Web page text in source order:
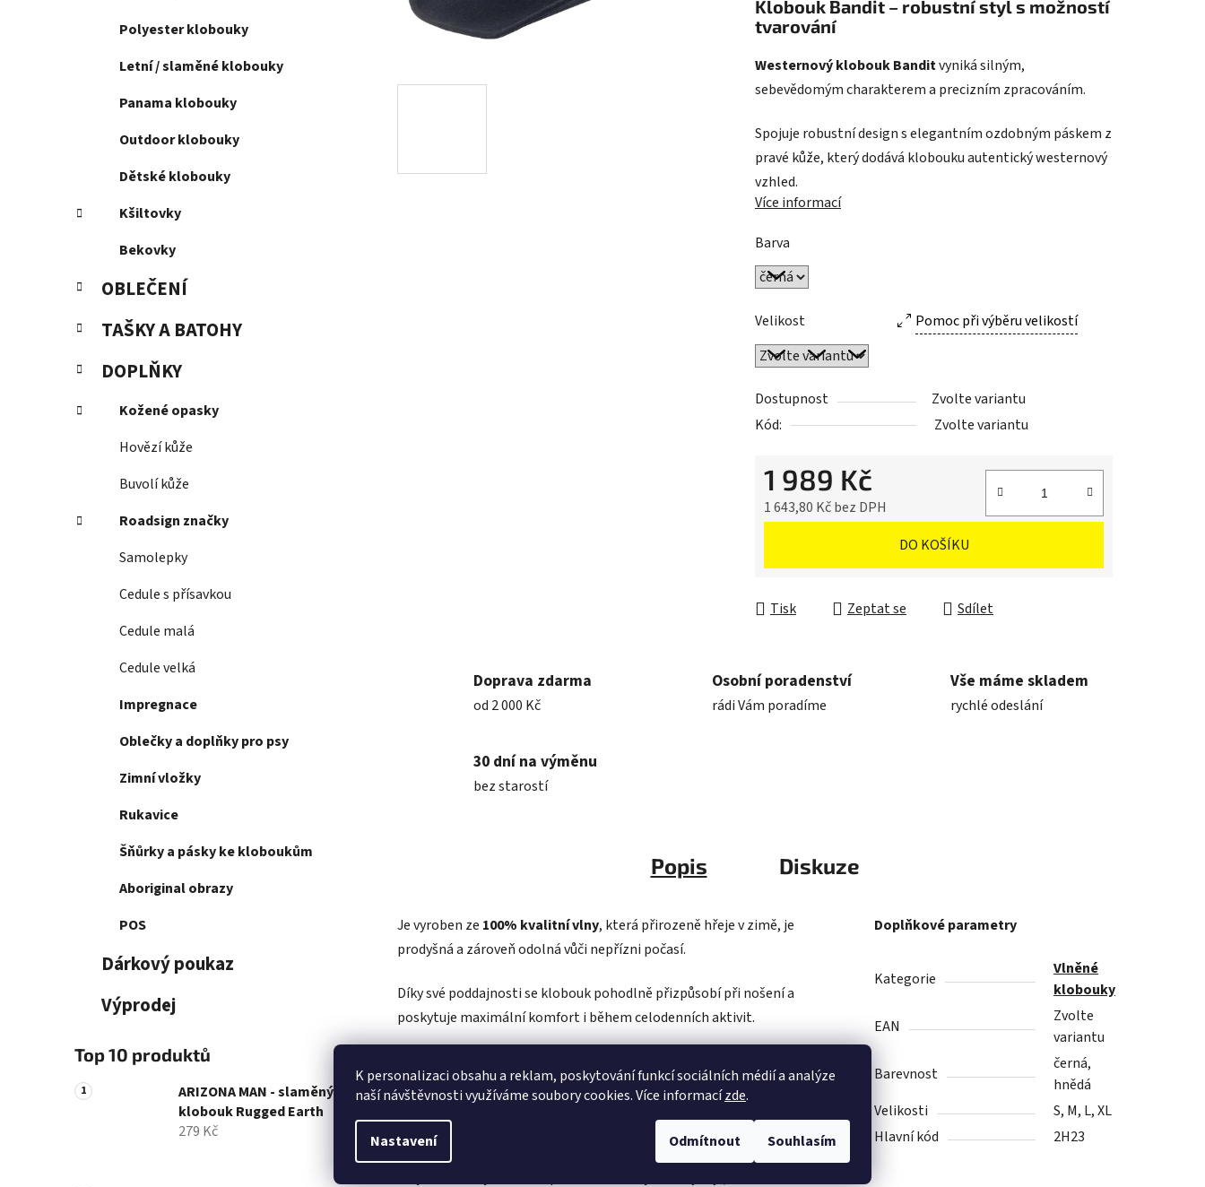
K personalizaci obsahu a reklam, poskytování funkcí sociálních médií a analýze
naší návštěvnosti využíváme soubory cookies. Více informacízde.
Nastavení Odmítnout Souhlasím
Polyester klobouky
Letní / slaměné klobouky
Panama klobouky
Outdoor klobouky
Dětské klobouky
Kšiltovky
Bekovky
OBLEČENÍ
TAŠKY A BATOHY
DOPLŇKY
Kožené opasky
Hovězí kůže
Buvolí kůže
Roadsign značky
Samolepky
Cedule s přísavkou
Cedule malá
Cedule velká
Impregnace
Oblečky a doplňky pro psy
Zimní vložky
Rukavice
Šňůrky a pásky ke kloboukům
Aboriginal obrazy
POS
Dárkový poukaz
Výprodej
Top 10 produktů
ARIZONA MAN - slaměný
klobouk Rugged Earth
279 Kč
je
0,0
z
5
Klobouk Bandit – robustní styl s možností
tvarování
Westernový klobouk Banditvyniká silným,
sebevědomým charakterem a precizním zpracováním.
Spojuje robustní design s elegantním ozdobným páskem z
pravé kůže, který dodává klobouku autentický westernový
vzhled.
Více informací
Barva
Velikost Pomoc při výběru velikostí
Dostupnost
Zvolte variantu
Kód:
Zvolte variantu
1 989 Kč
1 643,80 Kč bez DPH
DO KOŠÍKU
Tisk Zeptat se Sdílet
Doprava zdarma
od 2 000 Kč
Osobní poradenství
rádi Vám poradíme
Vše máme skladem
rychlé odeslání
30 dní na výměnu
bez starostí
Popis Diskuze
Je vyroben ze 100% kvalitní vlny, která přirozeně hřeje v zimě, je
prodyšná a zároveň odolná vůči nepřízni počasí.
Díky své poddajnosti se klobouk pohodlně přizpůsobí při nošení a
poskytuje maximální komfort i během celodenních aktivit.
umožňuje individuální tvarování podle vašeho stylu a potřeb.
Klobouk Bandit
Doplňkové parametry
Kategorie
Vlněné
klobouky
EAN
Zvolte
variantu
Barevnost
černá,
hnědá
Velikosti
S, M, L, XL
Hlavní kód
2H23